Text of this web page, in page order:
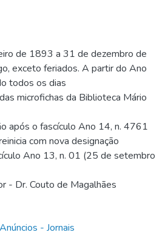
de 1893 a 31 de dezembro de
exceto feriados. A partir do Ano
todos os dias
microfichas da Biblioteca Mário
após o fascículo Ano 14, n. 4761
com nova designação
Ano 13, n. 01 (25 de setembro
- Dr. Couto de Magalhães
Anúncios - Jornais